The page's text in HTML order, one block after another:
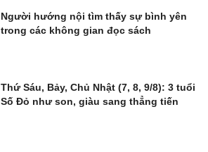
Người hướng nội tìm thấy sự bình yên
trong các không gian đọc sách
Thứ Sáu, Bảy, Chủ Nhật (7, 8, 9/8): 3 tuổi
Số Đỏ như son, giàu sang thẳng tiến